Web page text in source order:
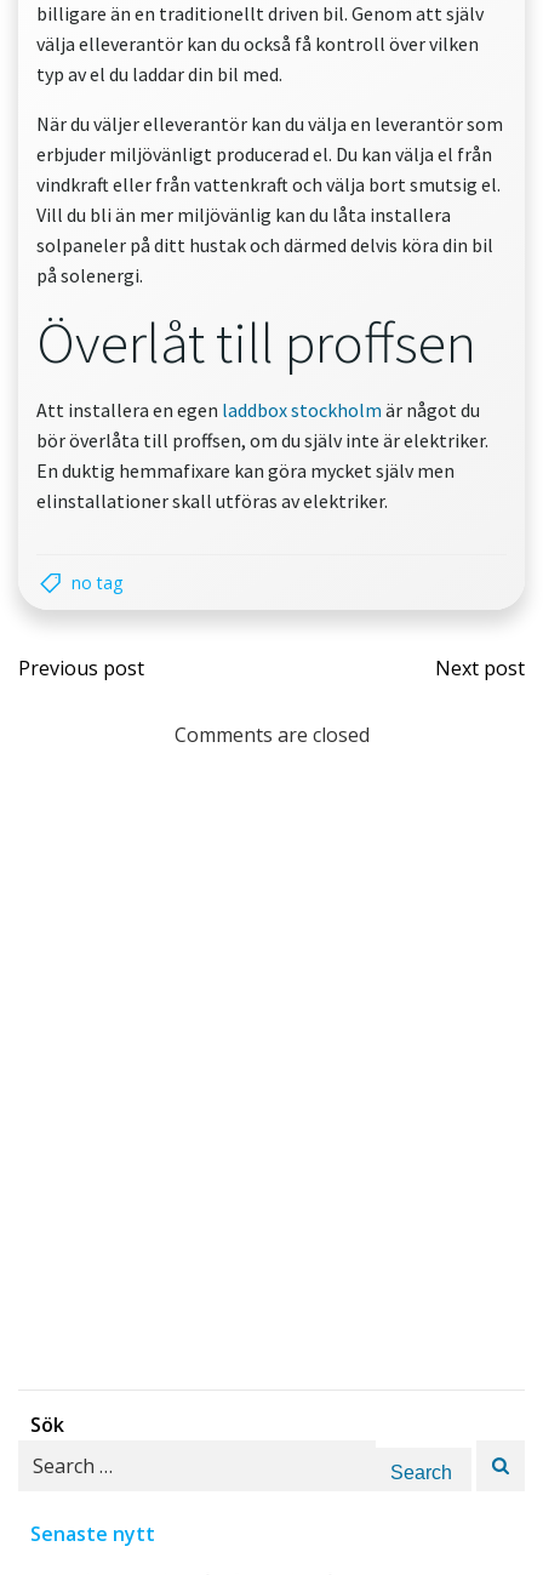
billigare än en traditionellt driven bil. Genom att själv
välja elleverantör kan du också få kontroll över vilken
typ av el du laddar din bil med.
När du väljer elleverantör kan du välja en leverantör som
erbjuder miljövänligt producerad el. Du kan välja el från
vindkraft eller från vattenkraft och välja bort smutsig el.
Vill du bli än mer miljövänlig kan du låta installera
solpaneler på ditt hustak och därmed delvis köra din bil
på solenergi.
Överlåt till proffsen
Att installera en egen laddbox stockholm är något du
bör överlåta till proffsen, om du själv inte är elektriker.
En duktig hemmafixare kan göra mycket själv men
elinstallationer skall utföras av elektriker.
no tag
Post
navigation
Previous post
Post
Next post
Comments are closed
Sök
Search
Senaste nytt